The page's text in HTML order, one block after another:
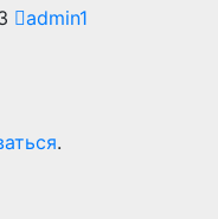
admin1
.